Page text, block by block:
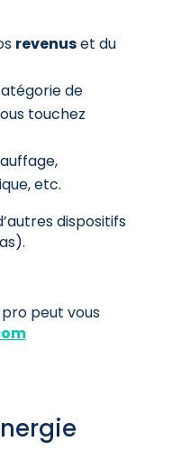
revenuset du
de
touchez
etc.
dispositifs
pro peut vous